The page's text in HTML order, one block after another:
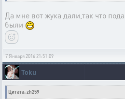
Да мне вот жука дали,так что
были
7 Января 2016 21:51:09
Toku
Цитата: zh259